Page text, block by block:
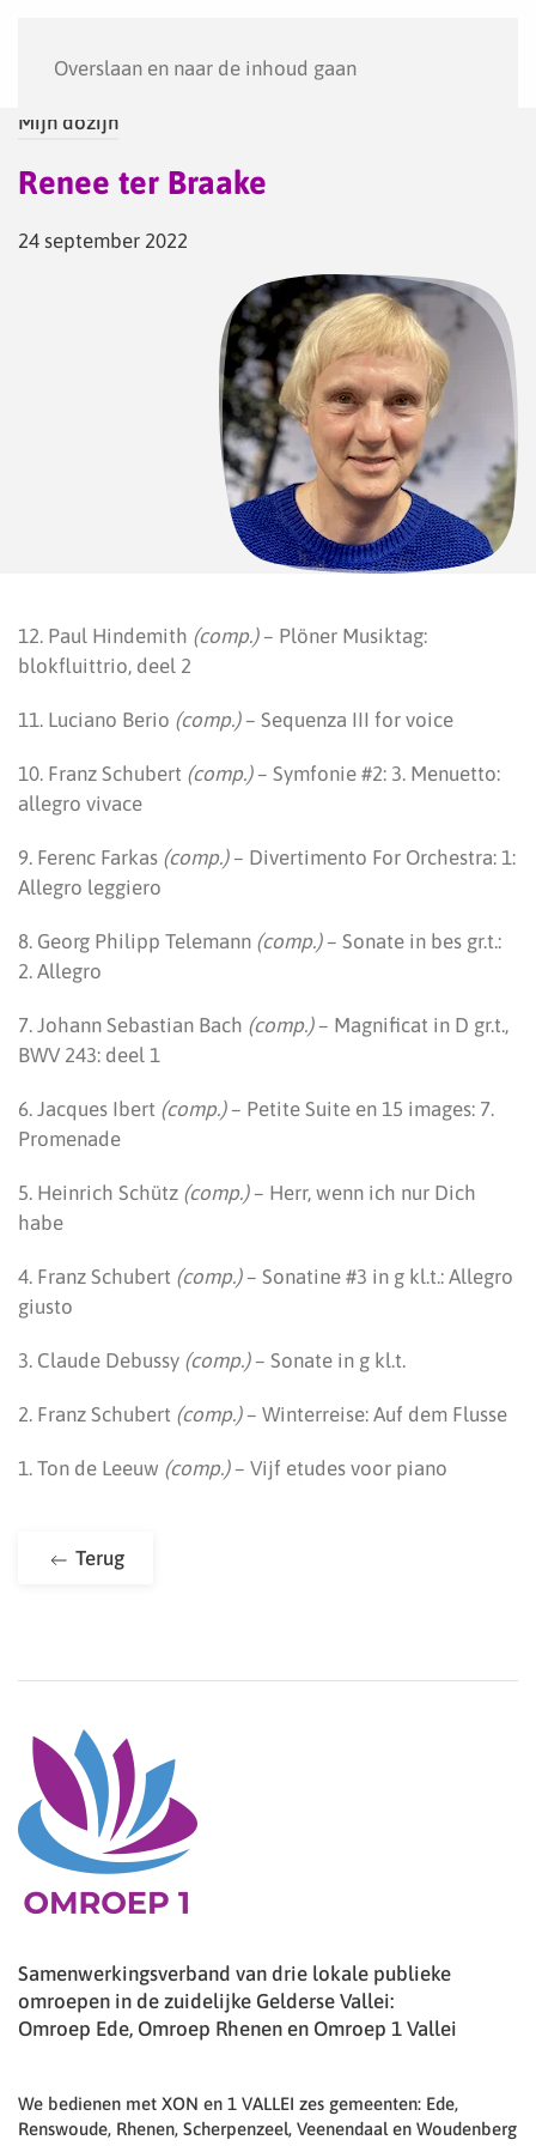
Overslaan en naar de inhoud gaan
Mijn dozijn
Renee ter Braake
24 september 2022
12. Paul Hindemith (comp.)– Plöner Musiktag:
blokfluittrio, deel 2
11. Luciano Berio (comp.)– Sequenza III for voice
10. Franz Schubert (comp.)– Symfonie #2: 3. Menuetto:
allegro vivace
9. Ferenc Farkas (comp.)– Divertimento For Orchestra: 1:
Allegro leggiero
8. Georg Philipp Telemann (comp.)– Sonate in bes gr.t.:
2. Allegro
7. Johann Sebastian Bach (comp.)– Magnificat in D gr.t.,
BWV 243: deel 1
6. Jacques Ibert (comp.)– Petite Suite en 15 images: 7.
Promenade
5. Heinrich Schütz (comp.)– Herr, wenn ich nur Dich
habe
4. Franz Schubert (comp.)– Sonatine #3 in g kl.t.: Allegro
giusto
3. Claude Debussy (comp.)– Sonate in g kl.t.
2. Franz Schubert (comp.)– Winterreise: Auf dem Flusse
1. Ton de Leeuw (comp.)– Vijf etudes voor piano
Terug
Samenwerkingsverband van drie lokale publieke
omroepen in de zuidelijke Gelderse Vallei:
Omroep Ede, Omroep Rhenen en Omroep 1 Vallei
We bedienen met XON en 1 VALLEI zes gemeenten: Ede,
Renswoude, Rhenen, Scherpenzeel, Veenendaal en Woudenberg